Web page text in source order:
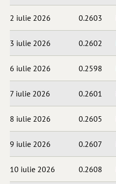
2 iulie 2026 0.2603
3 iulie 2026 0.2602
6 iulie 2026 0.2598
7 iulie 2026 0.2601
8 iulie 2026 0.2605
9 iulie 2026 0.2607
10 iulie 2026 0.2608